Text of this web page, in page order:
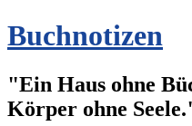
Zum
Inhalt
Buchnotizen
"Ein Haus ohne
Körper ohne